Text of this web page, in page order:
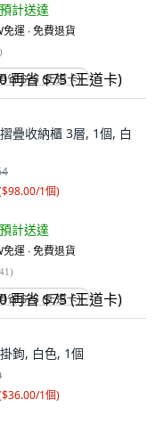
預計送達
運 ∙ 免費退貨
)
省 $75 (王道卡)
疊收納櫃 3層, 1個, 白
$98.00/1個)
預計送達
運 ∙ 免費退貨
)
省 $75 (王道卡)
鉤, 白色, 1個
$36.00/1個)